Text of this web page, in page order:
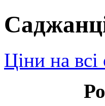
Ціни на всі